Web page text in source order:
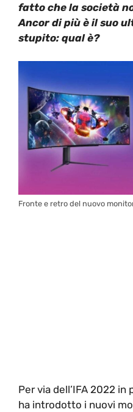
fatto che la società
Ancor di più è il suo
stupito: qual è?
Fronte e retro del nuovo
Per via dell’IFA 2022 in
ha introdotto i nuovi